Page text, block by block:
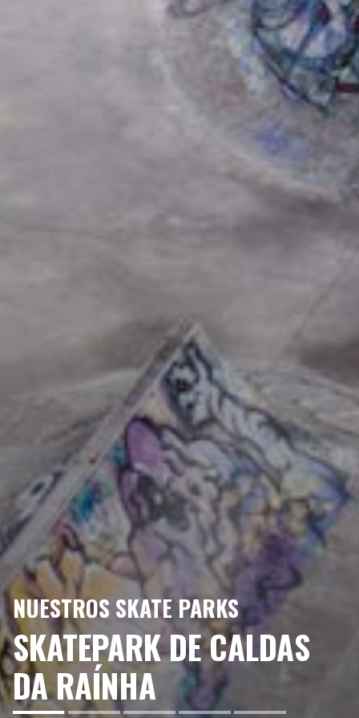
NUESTROS SKATE PARKS
SKATEPARK DE CALDAS
DA RAÍNHA